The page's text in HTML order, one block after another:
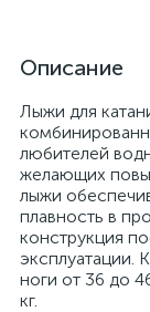
Описание
Лыжи для
любителей
желающих
лыжи
плавность в
конструкция
эксплуатации.
ноги от 36 до
кг.